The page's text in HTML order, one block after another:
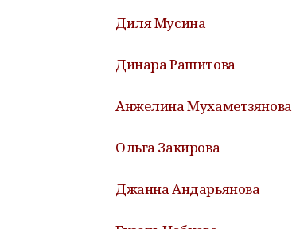
Диля Мусина
Динара Рашитова
Анжелина Мухаметзянова
Ольга Закирова
Джанна Андарьянова